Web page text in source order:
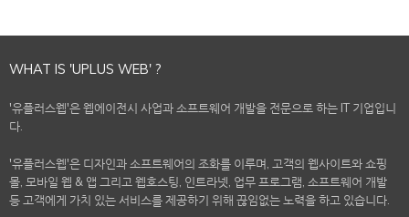
WHAT IS 'UPLUS WEB' ?
'유플러스웹'은 웹에이전시 사업과 소프트웨어 개발을 전문으로 하는 IT 기업입니
다.
'유플러스웹'은 디자인과 소프트웨어의 조화를 이루며, 고객의 웹사이트와 쇼핑
몰, 모바일 웹 & 앱 그리고 웹호스팅, 인트라넷, 업무 프로그램, 소프트웨어 개발
등 고객에게 가치 있는 서비스를 제공하기 위해 끊임없는 노력을 하고 있습니다.